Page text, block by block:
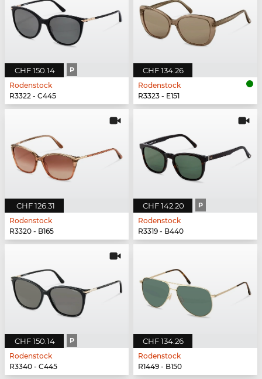
CHF 150.14 P
Rodenstock
R3322 - C445
CHF 134.26
Rodenstock
R3323 - E151
CHF 126.31
Rodenstock
R3320 - B165
CHF 142.20 P
Rodenstock
R3319 - B440
CHF 150.14 P
Rodenstock
R3340 - C445
CHF 134.26
Rodenstock
R1449 - B150